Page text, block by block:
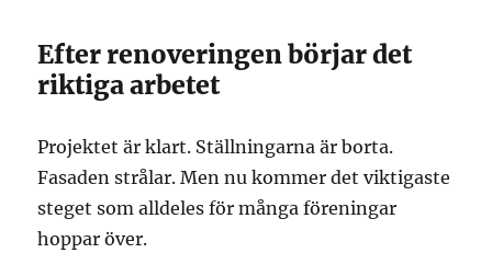
Efter renoveringen börjar det
riktiga arbetet
Projektet är klart. Ställningarna är borta.
Fasaden strålar. Men nu kommer det viktigaste
steget som alldeles för många föreningar
hoppar över.